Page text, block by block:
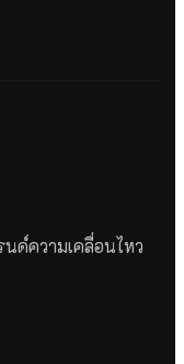
นด์ความเคลื่อนไหว